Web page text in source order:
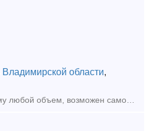
Владимирской области,
Куплю клемму ПК, возьму любой объем, возможен самовывоз Тип предложения: требуется продукция